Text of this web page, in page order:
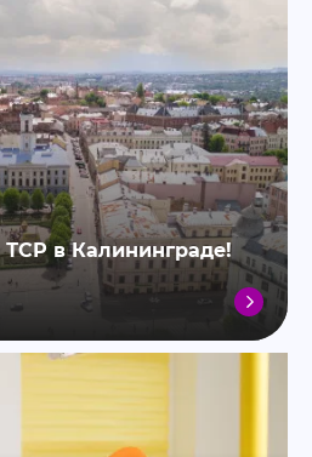
ТСР в Калининграде!